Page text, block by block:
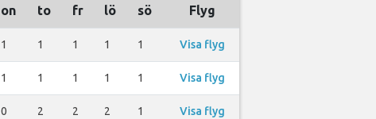
on to fr lö sö Flyg
1 1 1 1 1 Visa flyg
1 1 1 1 1 Visa flyg
0 2 2 2 1 Visa flyg